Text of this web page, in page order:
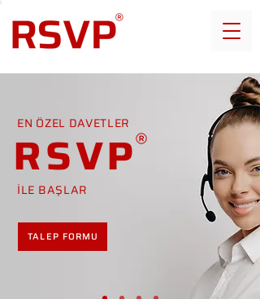
EN ÖZEL DAVETLER
RSVP
İLE BAŞLAR
TALEP FORMU